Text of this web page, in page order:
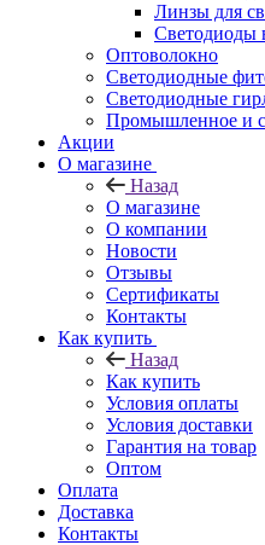
Линзы для
Светодиоды
Оптоволокно
Светодиодные
Светодиодные
Промышленное и
Акции
О магазине
Назад
О магазине
О компании
Новости
Отзывы
Сертификаты
Контакты
Как купить
Назад
Как купить
Условия оплаты
Условия доставки
Гарантия на товар
Оптом
Оплата
Доставка
Контакты